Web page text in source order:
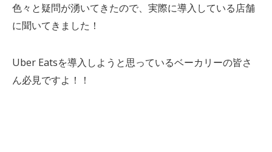
色々と疑問が湧いてきたので、実際に導入している店舗
に聞いてきました！
Uber Eatsを導入しようと思っているベーカリーの皆さ
ん必見ですよ！！